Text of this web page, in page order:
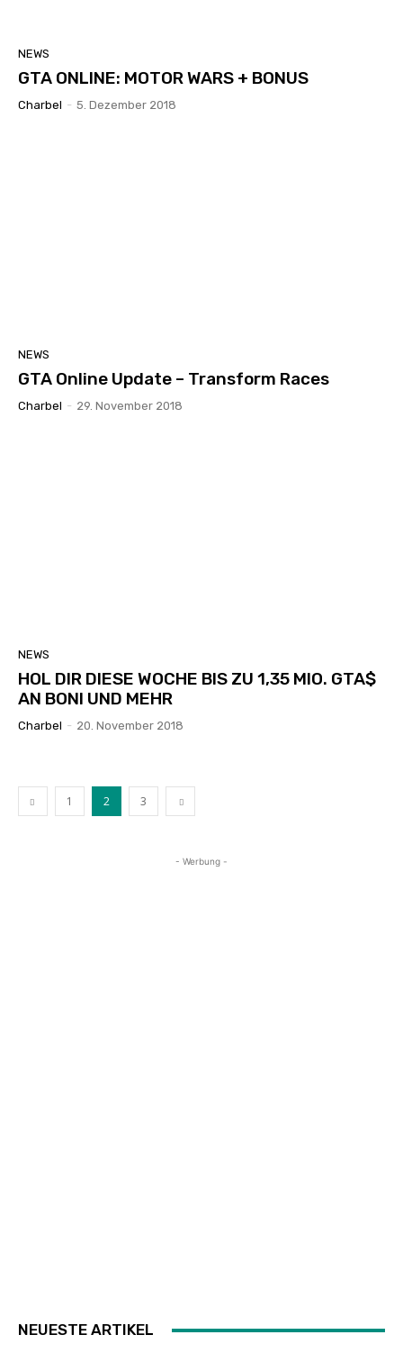
NEWS
GTA ONLINE: MOTOR WARS + BONUS
Charbel - 5. Dezember 2018
NEWS
GTA Online Update – Transform Races
Charbel - 29. November 2018
NEWS
HOL DIR DIESE WOCHE BIS ZU 1,35 MIO. GTA$
AN BONI UND MEHR
Charbel - 20. November 2018
1 2 3
- Werbung -
NEUESTE ARTIKEL